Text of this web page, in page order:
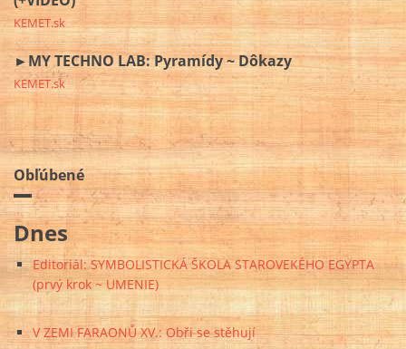
KEMET.sk
►MY TECHNO LAB: Pyramídy ~ Dôkazy
KEMET.sk
Obľúbené
Dnes
Editoriál: SYMBOLISTICKÁ ŠKOLA STAROVEKÉHO EGYPTA
(prvý krok ~ UMENIE)
V ZEMI FARAONŮ XV.: Obři se stěhují